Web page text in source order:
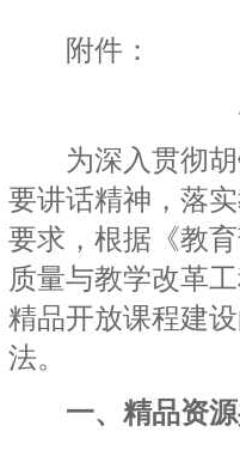
附件：
为深入贯彻胡
要讲话精神，落
要求，根据《教
质量与教学改革
精品开放课程建
法。
一、精品资